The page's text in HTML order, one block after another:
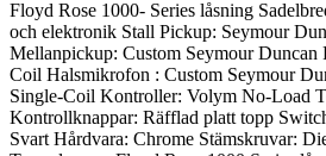
Floyd Rose 1000- Series låsning
och elektronik Stall Pickup: Seymour
Mellanpickup: Custom Seymour Duncan
Coil Halsmikrofon : Custom Seymour
Single-Coil Kontroller: Volym No-Load
Kontrollknappar: Räfflad platt topp
Svart Hårdvara: Chrome Stämskruvar: